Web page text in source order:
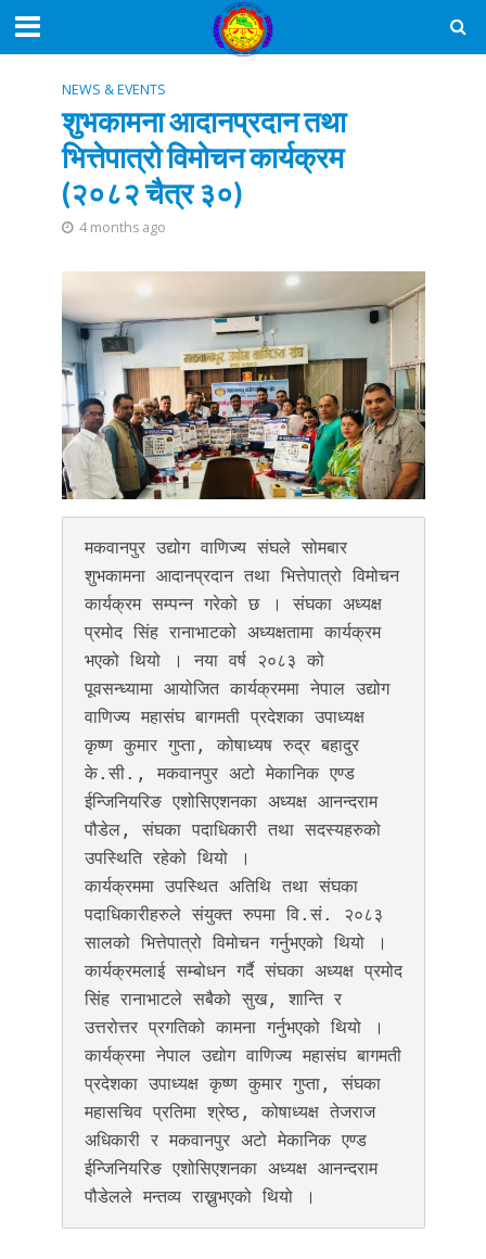
NEWS & EVENTS
शुभकामना आदानप्रदान तथा
भित्तेपात्रो विमोचन कार्यक्रम
(२०८२ चैत्र ३०)
4 months ago
मकवानपुर उद्योग वाणिज्य संघले सोमबार
शुभकामना आदानप्रदान तथा भित्तेपात्रो विमोचन
कार्यक्रम सम्पन्न गरेको छ । संघका अध्यक्ष
प्रमोद सिंह रानाभाटको अध्यक्षतामा कार्यक्रम
भएको थियो । नया वर्ष २०८३ को
पूवसन्ध्यामा आयोजित कार्यक्रममा नेपाल उद्योग
वाणिज्य महासंघ बागमती प्रदेशका उपाध्यक्ष
कृष्ण कुमार गुप्ता, कोषाध्यष रुद्र बहादुर
के.सी., मकवानपुर अटो मेकानिक एण्ड
ईन्जिनियरिङ एशोसिएशनका अध्यक्ष आनन्दराम
पौडेल, संघका पदाधिकारी तथा सदस्यहरुको
उपस्थिति रहेको थियो ।
कार्यक्रममा उपस्थित अतिथि तथा संघका
पदाधिकारीहरुले संयुक्त रुपमा वि.सं. २०८३
सालको भित्तेपात्रो विमोचन गर्नुभएको थियो ।
कार्यक्रमलाई सम्बोधन गर्दै संघका अध्यक्ष प्रमोद
सिंह रानाभाटले सबैको सुख, शान्ति र
उत्तरोत्तर प्रगतिको कामना गर्नुभएको थियो ।
कार्यक्रमा नेपाल उद्योग वाणिज्य महासंघ बागमती
प्रदेशका उपाध्यक्ष कृष्ण कुमार गुप्ता, संघका
महासचिव प्रतिमा श्रेष्ठ, कोषाध्यक्ष तेजराज
अधिकारी र मकवानपुर अटो मेकानिक एण्ड
ईन्जिनियरिङ एशोसिएशनका अध्यक्ष आनन्दराम
पौडेलले मन्तव्य राख्नुभएको थियो ।